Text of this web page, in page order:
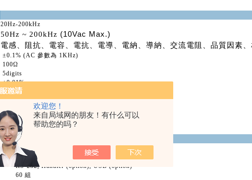
欢迎您！
来自局域网的朋友！有什么可以
帮助您的吗？
20Hz-200kHz
50Hz ~ 200kHz (10Vac Max.)
電感、阻抗、電容、電抗、電導、電納、導納、交流電阻、品質因素
±0.1% (AC 參數為 1KHz)
100Ω
5digits
±0.01%
48 點
串聯/並聯
絕對值/百分比
開路/短路
90Vac ~ 125Vac or 190Vac ~ 250Vac / 48Hz ~ 62Hz
320*240
解析度圖形液晶顯示
RS-232, Handler (option), USB (option)
60 組